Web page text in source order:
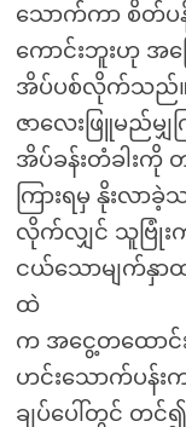
သောက်ကာ စိတ်ပ
ကောင်းဘူးဟု အက
အိပ်ပစ်လိုက်သည်။
ဇာလေးဖြူမည်မ
အိပ်ခန်းတံခါးကို
ကြားရမှ နိုးလာ
လိုက်လျှင် သူဗြုံ
ငယ်သောမျက်နှာ
ထဲ
က အငွေ့တထောင်
ဟင်းသောက်ပန်း
ချပ်ပေါ်တွင် တ